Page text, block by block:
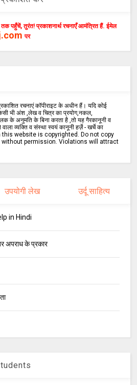
पहुँचें, तुरंत! प्रकाशनार्थ रचनाएँ आमंत्रित हैं. ईमेल
पर
रचनाएं कॉपीराइट के अधीन हैं। यदि कोई
भी अंश ,लेख व चित्र का प्रयोग,नकल,
के अनुमति के बिना करता है ,तो यह गैरकानूनी व
व्यक्ति व संस्था स्वयं कानूनी हर्ज़े - खर्चे का
this website is copyrighted. Do not copy
permission. Violations will attract
उपयोगी लेख उर्दू साहित्य
in Hindi
अपराध के प्रकार